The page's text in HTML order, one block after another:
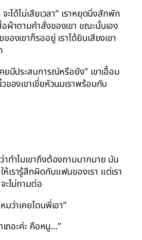
ะได้ไม่เสียเวลา” เราหยุดนิ่งสักพัก
ผ้าตามคำสั่งของเขา ขณะนั้นเอง
องเขาก็รออยู่ เราได้ยินเสียงเขา
ยมีประสบการณ์หรือยัง” เขาเอื้อม
ของเขาเขี่ยหัวนมเราพร้อมกับ
าทำไมเขาถึงต้องถามมากมาย มัน
เรารู้สึกผิดกับแฟนของเรา แต่เรา
ะไม่ถามต่อ
ว่าเคยโดนพี่เอา”
เถอะค่ะ คือหนู…”